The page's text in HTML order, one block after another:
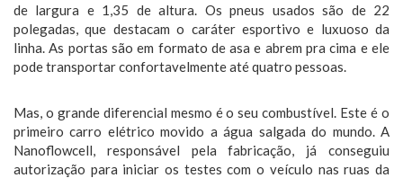
de largura e 1,35 de altura. Os pneus usados são de 22
polegadas, que destacam o caráter esportivo e luxuoso da
linha. As portas são em formato de asa e abrem pra cima e ele
pode transportar confortavelmente até quatro pessoas.
Mas, o grande diferencial mesmo é o seu combustível. Este é o
primeiro carro elétrico movido a água salgada do mundo. A
Nanoflowcell, responsável pela fabricação, já conseguiu
autorização para iniciar os testes com o veículo nas ruas da